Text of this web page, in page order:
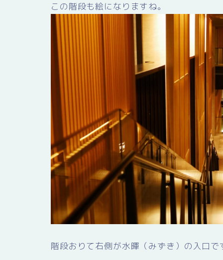
この階段も絵になりますね。
階段おりて右側が水暉（みずき）の入口で